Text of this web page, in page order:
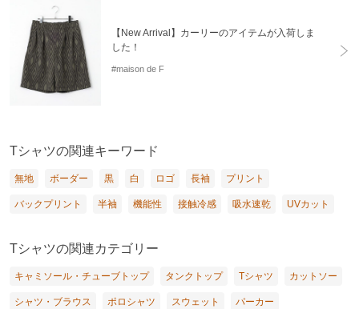
【New Arrival】カーリーのアイテムが入荷しま
した！
#maison de F
Tシャツの関連キーワード
無地 ボーダー 黒 白 ロゴ 長袖 プリント
バックプリント 半袖 機能性 接触冷感 吸水速乾 UVカット
Tシャツの関連カテゴリー
キャミソール・チューブトップ タンクトップ Tシャツ カットソー
シャツ・ブラウス ポロシャツ スウェット パーカー